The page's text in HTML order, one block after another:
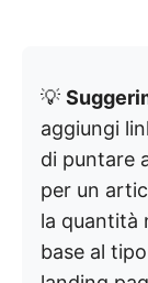
💡
aggiungi
di puntare
per un
la quantità
base al